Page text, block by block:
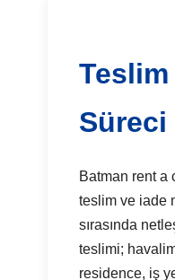
Süreci
Batman rent a
teslim ve iade
sırasında
teslimi;
residence, iş